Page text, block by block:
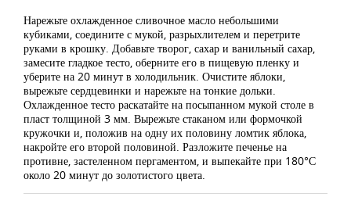
Нарежьте охлажденное сливочное масло небольшими
кубиками, соедините с мукой, разрыхлителем и перетрите
руками в крошку. Добавьте творог, сахар и ванильный сахар,
замесите гладкое тесто, оберните его в пищевую пленку и
уберите на 20 минут в холодильник. Очистите яблоки,
вырежьте сердцевинки и нарежьте на тонкие дольки.
Охлажденное тесто раскатайте на посыпанном мукой столе в
пласт толщиной 3 мм. Вырежьте стаканом или формочкой
кружочки и, положив на одну их половину ломтик яблока,
накройте его второй половиной. Разложите печенье на
противне, застеленном пергаментом, и выпекайте при 180°С
около 20 минут до золотистого цвета.